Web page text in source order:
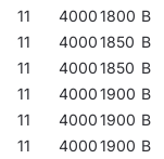
11
40001800 B
11
40001850 B
11
40001850 B
11
40001900 B
11
40001900 B
11
40001900 B